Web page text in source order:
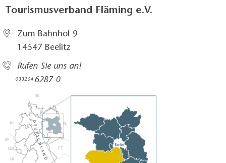
Tourismusverband Fläming e.V.
Zum Bahnhof 9
14547 Beelitz
Rufen Sie uns an!
033204 6287-0